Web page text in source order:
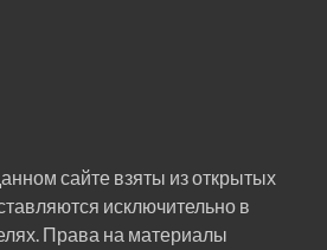
сайте взяты из открытых
исключительно в
Права на материалы